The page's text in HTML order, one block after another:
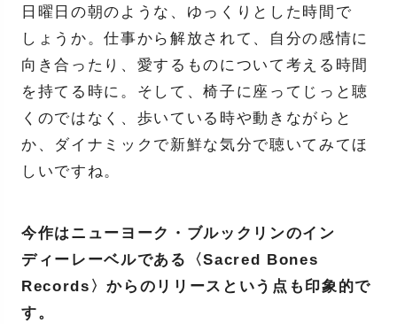
日曜日の朝のような、ゆっくりとした時間で
しょうか。仕事から解放されて、自分の感情に
向き合ったり、愛するものについて考える時間
を持てる時に。そして、椅子に座ってじっと聴
くのではなく、歩いている時や動きながらと
か、ダイナミックで新鮮な気分で聴いてみてほ
しいですね。
今作はニューヨーク・ブルックリンのイン
ディーレーベルである〈Sacred Bones
Records〉からのリリースという点も印象的で
す。